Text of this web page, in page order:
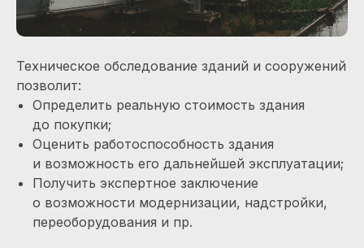
Техническое обследование зданий и сооружений
позволит:
Определить реальную стоимость здания
до покупки;
Оценить работоспособность здания
и возможность его дальнейшей эксплуатации;
Получить экспертное заключение
о возможности модернизации, надстройки,
переоборудования и пр.